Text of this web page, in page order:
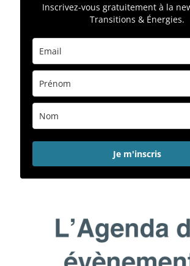
Inscrivez-vous gratuitement à la
Transitions & Énergies.
Je m'inscris